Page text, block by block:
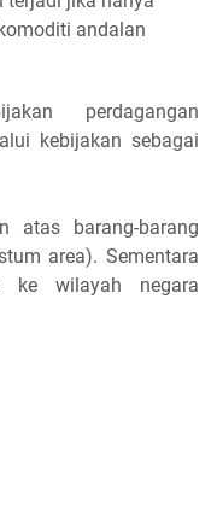
andalan
perdagangan
kebijakan sebagai
atas barang-barang
area). Sementara
ke wilayah negara